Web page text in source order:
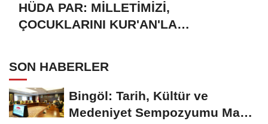
HÜDA PAR: MİLLETİMİZİ,
ÇOCUKLARINI KUR'AN'LA
SON HABERLER
Bingöl: Tarih, Kültür ve
Medeniyet Sempozyumu Mayıs